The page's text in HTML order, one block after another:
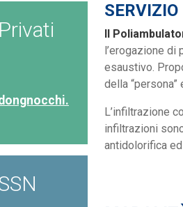
SERVIZIO
Il
l’erogazione
esaustivo.
della
L’infiltrazione
infiltrazioni
antidolorifica